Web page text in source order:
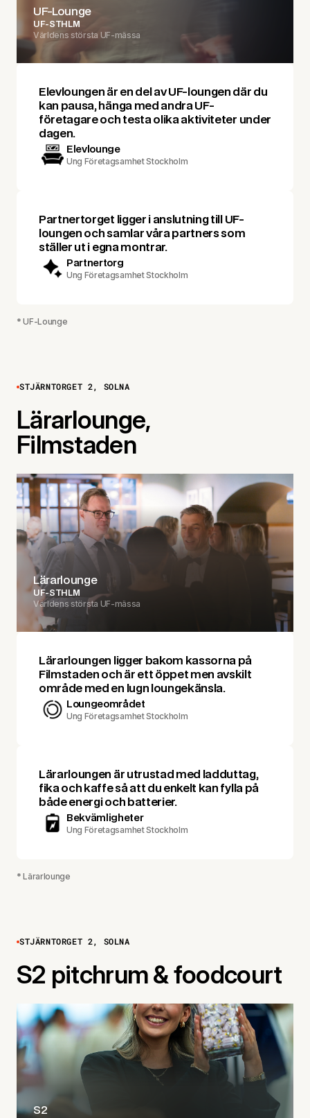
UF-Lounge
UF-STHLM
Världens största UF-mässa
Elevloungen är en del av UF-loungen där du
kan pausa, hänga med andra UF-
företagare och testa olika aktiviteter under
dagen.
Elevlounge
Ung Företagsamhet Stockholm
Partnertorget ligger i anslutning till UF-
loungen och samlar våra partners som
ställer ut i egna montrar.
Partnertorg
Ung Företagsamhet Stockholm
* UF-Lounge
STJÄRNTORGET 2, SOLNA
Lärarlounge,
Filmstaden
Lärarlounge
UF-STHLM
Världens största UF-mässa
Lärarloungen ligger bakom kassorna på
Filmstaden och är ett öppet men avskilt
område med en lugn loungekänsla.
Loungeområdet
Ung Företagsamhet Stockholm
Lärarloungen är utrustad med ladduttag,
fika och kaffe så att du enkelt kan fylla på
både energi och batterier.
Bekvämligheter
Ung Företagsamhet Stockholm
* Lärarlounge
STJÄRNTORGET 2, SOLNA
S2 pitchrum & foodcourt
S2